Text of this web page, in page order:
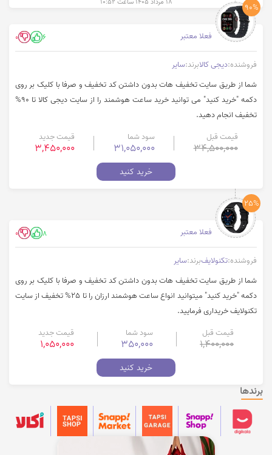
۱۸ مرداد ۱۴۰۵ ساعت ۱۰:۵۲
90%
فعلا معتبر 6
0
فروشنده:دیجی کالابرند:سایر
شما از طریق سایت تخفیف هات بدون داشتن کد تخفیف و صرفا با کلیک بر روی
دکمه "خرید کنید" می توانید خرید ساعت هوشمند را از سایت دیجی کالا تا 90%
تخفیف انجام دهید.
قیمت قبل
34,500,000
سود شما
31,050,000
قیمت جدید
3,450,000
خرید کنید
25%
فعلا معتبر 8
0
فروشنده:تکنولایفبرند:سایر
شما از طریق سایت تخفیف هات بدون داشتن کد تخفیف و صرفا با کلیک بر روی
دکمه "خرید کنید" میتوانید انواع ساعت هوشمند ارزان را تا 25% تخفیف از سایت
تکنولایف خریداری فرمایید.
قیمت قبل
1,400,000
سود شما
350,000
قیمت جدید
1,050,000
خرید کنید
برندها